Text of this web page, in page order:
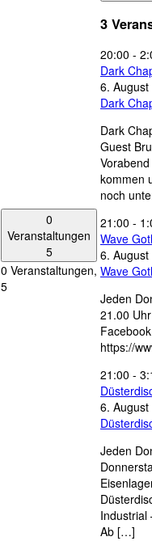
0
Veranstaltungen
5
0 Veranstaltungen,
5
3
20:00 -
Dark
6.
Dark
Dark
Guest
kommen
noch
21:00 -
Wave
6.
Wave
Jeden
21.00
https://
21:00 -
6.
Jeden
Industrial
Ab […]